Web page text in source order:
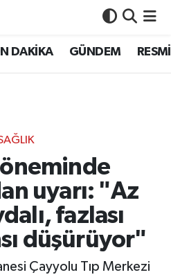
DAKİKA GÜNDEM
uyarı: "Az
fazlası
düşürüyor"
Çayyolu Tıp Merkezi
Haritası
ve Fikstür